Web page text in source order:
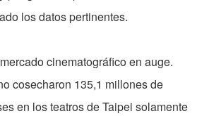
los datos pertinentes.
cinematográfico en auge.
cosecharon 135,1 millones de
en los teatros de Taipei solamente